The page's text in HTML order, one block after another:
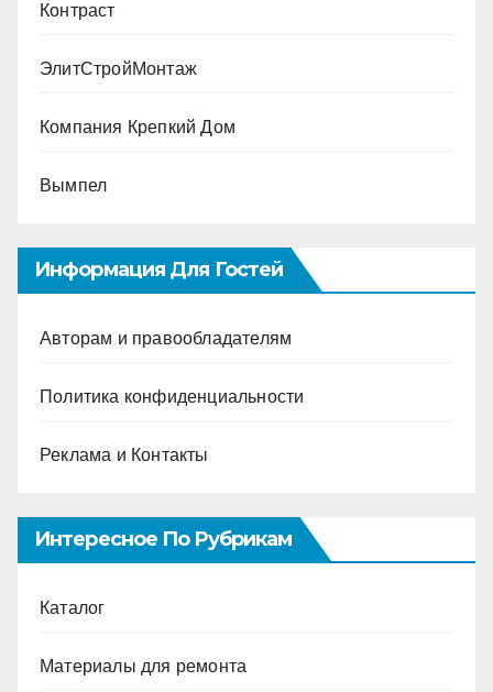
Контраст
ЭлитСтройМонтаж
Компания Крепкий Дом
Вымпел
Информация Для Гостей
Авторам и правообладателям
Политика конфиденциальности
Реклама и Контакты
Интересное По Рубрикам
Каталог
Материалы для ремонта